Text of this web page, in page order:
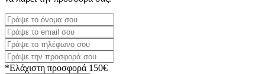
*Ελάχιστη προσφορά 150€